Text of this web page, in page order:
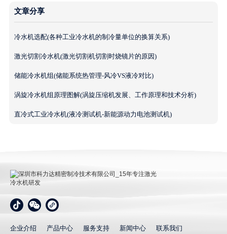
文章分享
冷水机选配(各种工业冷水机的制冷量单位的换算关系)
激光切割冷水机(激光切割机切割时烧镜片的原因)
储能冷水机组(储能系统热管理-风冷VS液冷对比)
涡旋冷水机组原理图解(涡旋压缩机发展、工作原理和技术分析)
直冷式工业冷水机(液冷测试机-新能源动力电池测试机)
深圳市科力达精密制冷技术有限公司_15年专注激光冷
水机研发
企业介绍 产品中心 服务支持 新闻中心 联系我们